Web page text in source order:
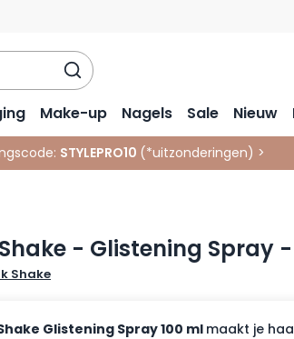
Make-up Nagels Sale Nieuw
STYLEPRO10 (*uitzonderingen) >
- Glistening Spray -
Shake
Glistening Spray 100 ml maakt je